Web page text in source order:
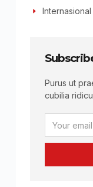
Internasional
Purus ut
cubilia